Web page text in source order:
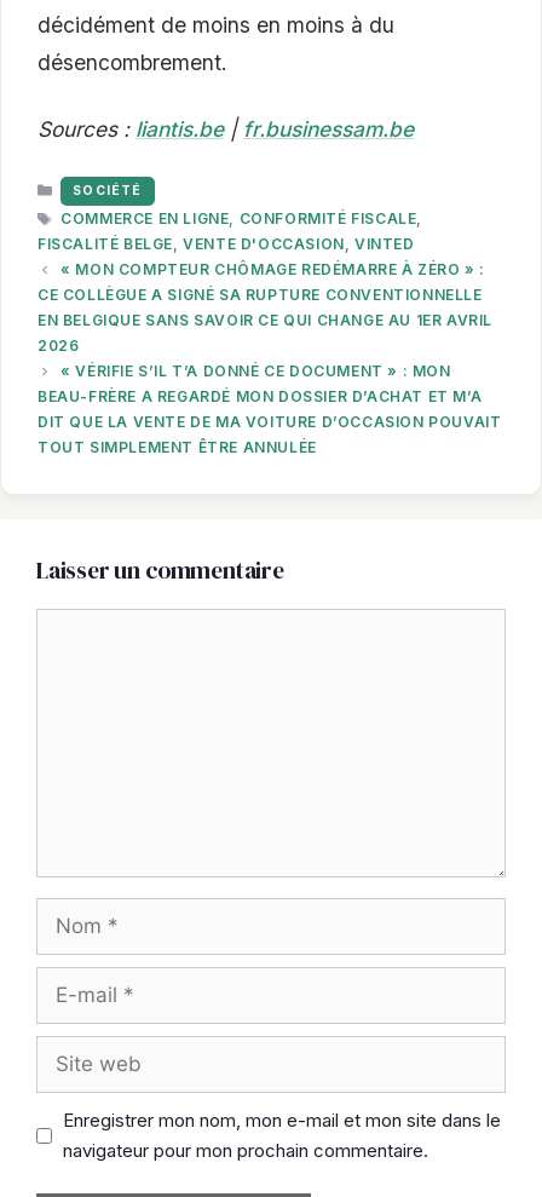
décidément de moins en moins à du
désencombrement.
Sources : liantis.be| fr.businessam.be
CATÉGORIES
SOCIÉTÉ
ÉTIQUETTES
COMMERCE EN LIGNE, CONFORMITÉ FISCALE,
FISCALITÉ BELGE,VENTE D'OCCASION,VINTED
« MON COMPTEUR CHÔMAGE REDÉMARRE À ZÉRO » :
CE COLLÈGUE A SIGNÉ SA RUPTURE CONVENTIONNELLE
EN BELGIQUE SANS SAVOIR CE QUI CHANGE AU 1ER AVRIL
2026
« VÉRIFIE S’IL T’A DONNÉ CE DOCUMENT » : MON
BEAU-FRÈRE A REGARDÉ MON DOSSIER D’ACHAT ET M’A
DIT QUE LA VENTE DE MA VOITURE D’OCCASION POUVAIT
TOUT SIMPLEMENT ÊTRE ANNULÉE
Laisser un commentaire
Nom
Site
Enregistrer mon nom, mon e-mail et mon site dans le
navigateur pour mon prochain commentaire.